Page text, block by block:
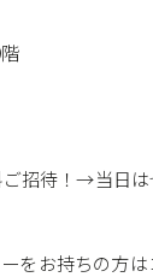
招待！→当日は
をお持ちの方は